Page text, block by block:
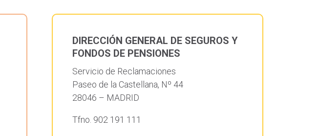
DIRECCIÓN GENERAL DE SEGUROS Y
FONDOS DE PENSIONES
Servicio de Reclamaciones
Paseo de la Castellana, Nº 44
28046 – MADRID
Tfno. 902 191 111